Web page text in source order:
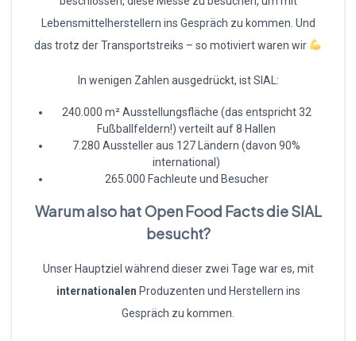
Lebensmittelherstellern ins Gespräch zu kommen. Und
das trotz der Transportstreiks – so motiviert waren wir
In wenigen Zahlen ausgedrückt, ist SIAL:
240.000 m² Ausstellungsfläche (das entspricht 32
Fußballfeldern!) verteilt auf 8 Hallen
7.280 Aussteller aus 127 Ländern (davon 90%
international)
265.000 Fachleute und Besucher
Warum also hat Open Food Facts die SIAL
besucht?
Unser Hauptziel während dieser zwei Tage war es, mit
internationalen Produzenten und Herstellern ins
Gespräch zu kommen.